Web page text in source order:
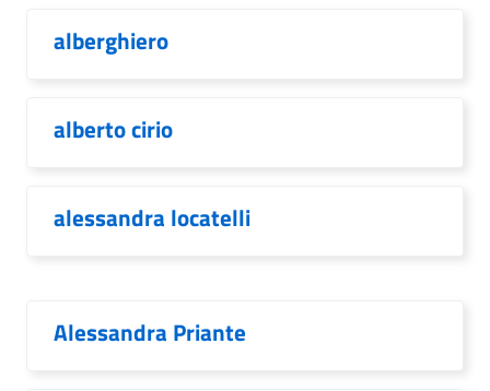
alberghiero
alberto cirio
alessandra locatelli
Alessandra Priante